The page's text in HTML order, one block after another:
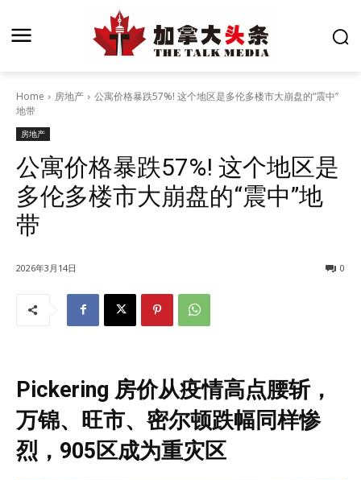
Home 房地产
公寓价格暴跌57%! 这个地区是多伦多楼市大崩盘的“震中”
地带
房地产
公寓价格暴跌57%! 这个地区是
多伦多楼市大崩盘的“震中”地
带
2026年3月14日 0
Pickering 房价从疫情高点腰斩，
万锦、旺市、密尔顿跌幅同样惨
烈，905区成为重灾区